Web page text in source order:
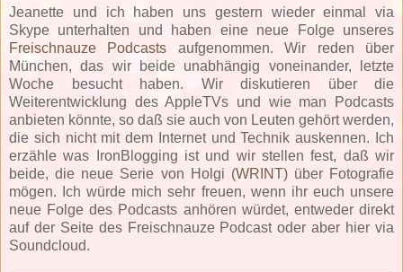
Jeanette und ich haben uns gestern wieder einmal via
Skype unterhalten und haben eine neue Folge unseres
Freischnauze Podcasts aufgenommen. Wir reden über
München, das wir beide unabhängig voneinander, letzte
Woche besucht haben. Wir diskutieren über die
Weiterentwicklung des AppleTVs und wie man Podcasts
anbieten könnte, so daß sie auch von Leuten gehört werden,
die sich nicht mit dem Internet und Technik auskennen. Ich
erzähle was IronBlogging ist und wir stellen fest, daß wir
beide, die neue Serie von Holgi (WRINT) über Fotografie
mögen. Ich würde mich sehr freuen, wenn ihr euch unsere
neue Folge des Podcasts anhören würdet, entweder direkt
auf der Seite des Freischnauze Podcast oder aber hier via
Soundcloud.